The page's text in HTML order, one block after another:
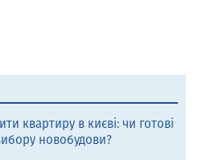
квартиру в києві: чи готові
новобудови?